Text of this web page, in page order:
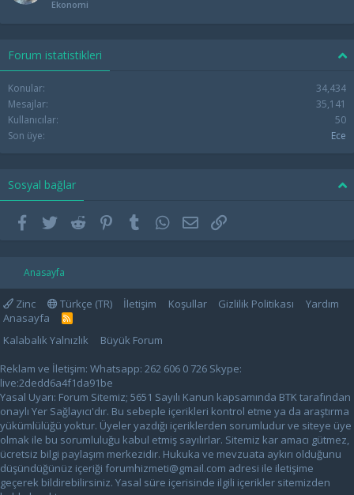
Ekonomi
Forum istatistikleri
Konular
34,434
Mesajlar
35,141
Kullanıcılar
50
Son üye
Ece
Sosyal bağlar
Facebook
TwitterReddit Pinterest
TumblrWhatsApp
E-postaLink
Anasayfa
Zinc Türkçe (TR) İletişim Koşullar Gizlilik Politikası
Yardım
Anasayfa
R
S
Kalabalık Yalnızlık
Büyük Forum
Reklam ve İletişim: Whatsapp: 262 606 0 726 Skype:
live:2dedd6a4f1da91be
Yasal Uyarı: Forum Sitemiz; 5651 Sayılı Kanun kapsamında BTK tarafından
onaylı Yer Sağlayıcı'dır. Bu sebeple içerikleri kontrol etme ya da araştırma
yükümlülüğü yoktur. Üyeler yazdığı içeriklerden sorumludur ve siteye üye
olmak ile bu sorumluluğu kabul etmiş sayılırlar. Sitemiz kar amacı gütmez,
ücretsiz bilgi paylaşım merkezidir. Hukuka ve mevzuata aykırı olduğunu
düşündüğünüz içeriği forumhizmeti@gmail.com adresi ile iletişime
geçerek bildirebilirsiniz. Yasal süre içerisinde ilgili içerikler sitemizden